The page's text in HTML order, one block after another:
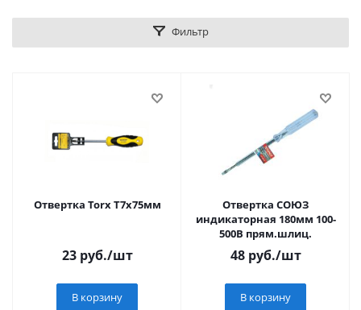
Фильтр
Отвертка Torx Т7х75мм
23руб./шт
В корзину
Отвертка СОЮЗ
индикаторная 180мм 100-
500В прям.шлиц.
48руб./шт
В корзину